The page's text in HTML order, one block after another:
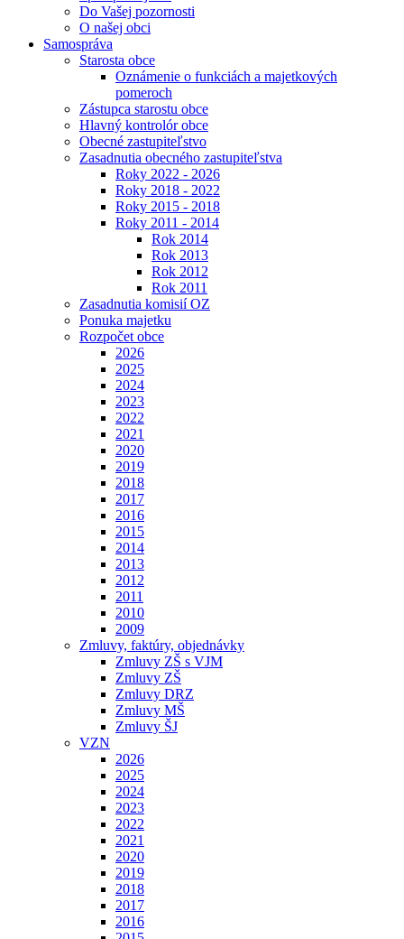
Do Vašej pozornosti
O našej obci
Samospráva
Starosta obce
Oznámenie o funkciách a majetkových
pomeroch
Zástupca starostu obce
Hlavný kontrolór obce
Obecné zastupiteľstvo
Zasadnutia obecného zastupiteľstva
Roky 2022 - 2026
Roky 2018 - 2022
Roky 2015 - 2018
Roky 2011 - 2014
Rok 2014
Rok 2013
Rok 2012
Rok 2011
Zasadnutia komisií OZ
Ponuka majetku
Rozpočet obce
2026
2025
2024
2023
2022
2021
2020
2019
2018
2017
2016
2015
2014
2013
2012
2011
2010
2009
Zmluvy, faktúry, objednávky
Zmluvy ZŠ s VJM
Zmluvy ZŠ
Zmluvy DRZ
Zmluvy MŠ
Zmluvy ŠJ
VZN
2026
2025
2024
2023
2022
2021
2020
2019
2018
2017
2016